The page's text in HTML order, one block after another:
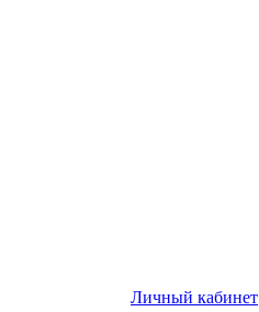
Личный кабинет